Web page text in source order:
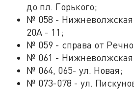
до пл. Горького;
№ 058 - Нижневолжская
20А - 11;
№ 059 - справа от
№ 061 -
№ 064, 065- ул. Новая;
№ 073-078 - ул.